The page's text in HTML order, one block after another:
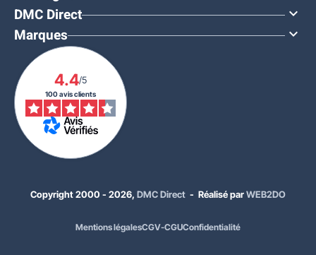
À PARTIR DE
113,00 € HT
135,60 €TTC
Quantité
Choisissez la taille :Taille 1 - utilisateur entre 93 et 116 cm
DMC Direct 
Marques 
4.4/5
100 avis clients
Copyright 2000 - 2026, DMC Direct - Réalisé parWEB2DO
Mentions légalesCGV-CGUConfidentialité